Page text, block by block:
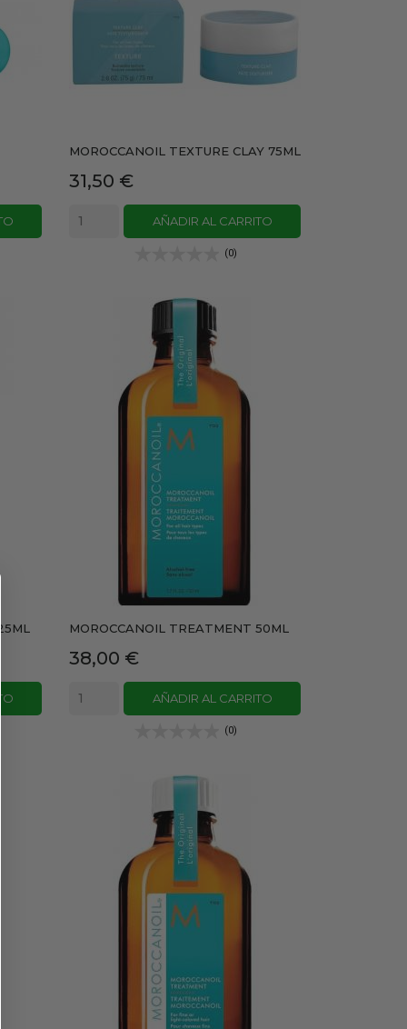
MOROCCANOIL TEXTURE CLAY 75ML
Precio
31,50 €
AÑADIR AL CARRITO
(0)
MOROCCANOIL TREATMENT 50ML
Precio
38,00 €
AÑADIR AL CARRITO
(0)